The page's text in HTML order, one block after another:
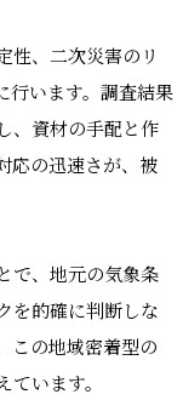
性、二次災害のリ
行います。調査結果
、資材の手配と作
応の迅速さが、被
で、地元の気象条
を的確に判断しな
この地域密着型の
います。